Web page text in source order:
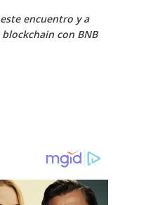
encuentro y a
con BNB